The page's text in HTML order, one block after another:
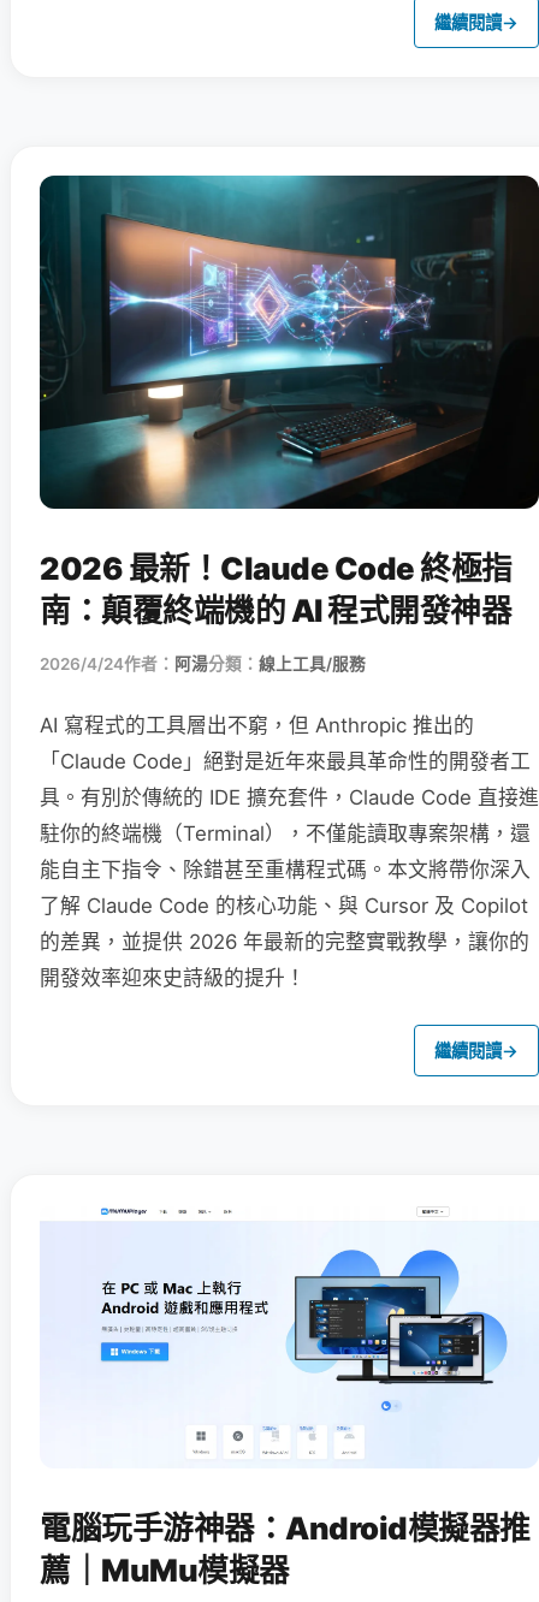
繼續閱讀→
2026 最新！Claude Code 終極指
南：顛覆終端機的 AI 程式開發神器
2026/4/24作者： 阿湯分類： 線上工具/服務
AI 寫程式的工具層出不窮，但 Anthropic 推出的
「Claude Code」絕對是近年來最具革命性的開發者工
具。有別於傳統的 IDE 擴充套件，Claude Code 直接進
駐你的終端機（Terminal），不僅能讀取專案架構，還
能自主下指令、除錯甚至重構程式碼。本文將帶你深入
了解 Claude Code 的核心功能、與 Cursor 及 Copilot
的差異，並提供 2026 年最新的完整實戰教學，讓你的
開發效率迎來史詩級的提升！
繼續閱讀→
電腦玩手游神器：Android模擬器推
薦｜MuMu模擬器